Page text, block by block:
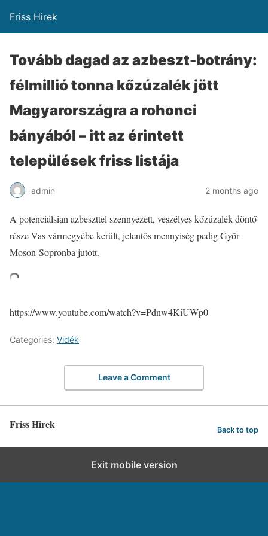
Friss Hirek
Tovább dagad az azbeszt-botrány:
félmillió tonna kőzúzalék jött
Magyarországra a rohonci
bányából – itt az érintett
települések friss listája
admin 2 months ago
A potenciálsian azbeszttel szennyezett, veszélyes kőzúzalék döntő
része Vas vármegyébe került, jelentős mennyiség pedig Győr-
Moson-Sopronba jutott.
https://www.youtube.com/watch?v=Pdnw4KiUWp0
Categories: Vidék
Leave a Comment
Friss Hirek Back to top
Exit mobile version